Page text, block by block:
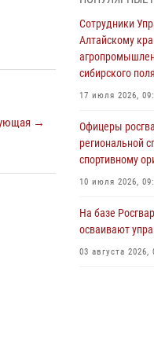
→
бойцы ОМОН
лагере
05 июля 2026,
Росгвардия
храбрости»
04 июля 2026,
Сотрудники
«Каникулы с
03 июля 2026,
Сотрудники
Алтайскому
сибирского
17 июля 2026,
Офицеры
региональной
спортивному
10 июля 2026,
На базе
осваивают
03 августа 2026,